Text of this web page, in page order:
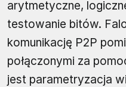
arytmetyczne,
testowanie bitów.
komunikację P2P
połączonymi za
jest parametryzacja